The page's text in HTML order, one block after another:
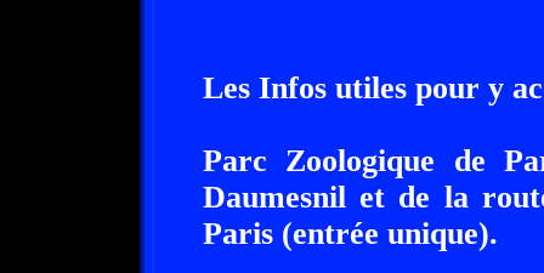
Les Infos utiles pour y
Parc Zoologique de
Daumesnil et de la
Paris (entrée unique).